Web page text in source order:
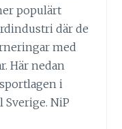
populärt
där de
med
Här nedan
i
NiP